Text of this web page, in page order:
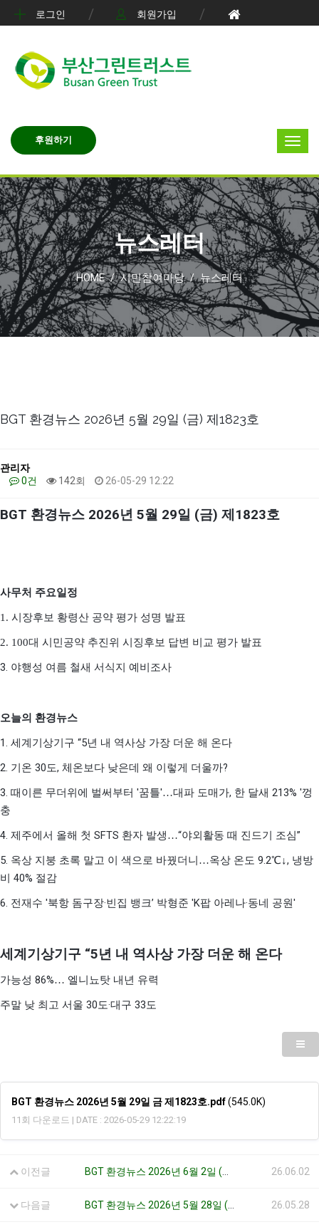
로그인 회원가입
후원하기
뉴스레터
HOME / 시민참여마당 / 뉴스레터
BGT 환경뉴스 2026년 5월 29일 (금) 제1823호
관리자
0건
142회 26-05-29 12:22
BGT 환경뉴스 2026년 5월 29일 (금) 제 1823호
사무처 주요일정
1. 시장후보 황령산 공약 평가 성명 발표
2. 100대 시민공약 추진위 시징후보 답변 비교 평가 발표
3. 야행성 여름 철새 서식지 예비조사
오늘의 환경뉴스
1. 세계기상기구 “5년 내 역사상 가장 더운 해 온다
2. 기온 30도, 체온보다 낮은데 왜 이렇게 더울까?
3. 때이른 무더위에 벌써부터 '꿈틀'…대파 도매가, 한 달새 213% '껑
충
4. 제주에서 올해 첫 SFTS 환자 발생…“야외활동 때 진드기 조심”
5. 옥상 지붕 초록 말고 이 색으로 바꿨더니 …옥상 온도 9.2℃↓, 냉방
비 40% 절감
6. 전재수 '북항 돔구장·빈집 뱅크’ 박형준 'K팝 아레나·동네 공원'
세계기상기구 “5년 내 역사상 가장 더운 해 온다
가능성 86%… 엘니뇨탓 내년 유력
주말 낮 최고 서울 30도·대구 33도
BGT 환경뉴스 2026년 5월 29일 금 제1823호.pdf(545.0K)
11회 다운로드 | DATE : 2026-05-29 12:22:19
이전글 26.06.02
다음글 26.05.28